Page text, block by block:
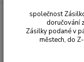
SVÍČKY & SVÍCNY
Čakrová svíce -
Čakrová
společnost
doručování
Zásilky podané v
městech, do